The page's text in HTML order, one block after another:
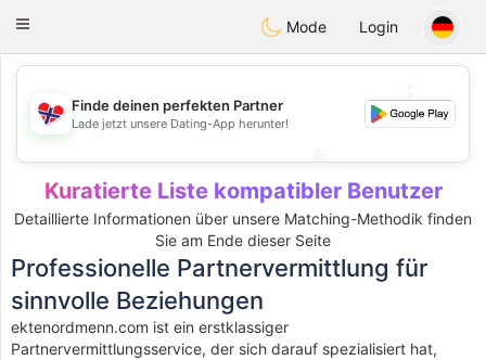
EkteNordmenn
Toggle
Mode Login
💖
💕
Finde deinen perfekten Partner
Lade jetzt unsere Dating-App herunter!
Kuratierte Liste kompatibler Benutzer
Detaillierte Informationen über unsere Matching-Methodik finden
Sie am Ende dieser Seite
Professionelle Partnervermittlung für
sinnvolle Beziehungen
ektenordmenn.com ist ein erstklassiger
Partnervermittlungsservice, der sich darauf spezialisiert hat,